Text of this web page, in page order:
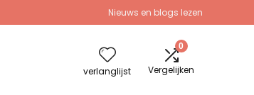
Nieuws en blogs lezen
verlanglijst
0
Vergelijken